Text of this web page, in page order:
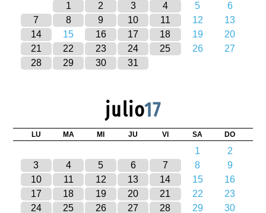
1 2 3 4 5
6
7
8 9 10 11 12
13
14
15 16 17 18 19
20
21
22 23 24 25 26
27
28
29 30 31
julio17
LU MA MI JU VI SA DO
1
2
3
4 5 6 7 8
9
10
11 12 13 14 15
16
17
18 19 20 21 22
23
24
25 26 27 28 29
30